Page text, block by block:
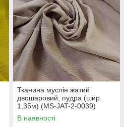
Тканина муслін жатий
двошаровий, пудра (шир.
1,35м) (MS-JAT-2-0039)
В наявності